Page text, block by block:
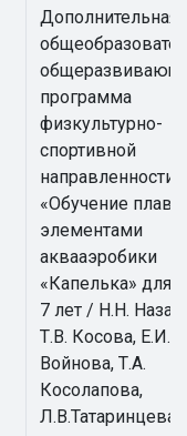
Дополнительная
программа
физкультурно-
спортивной
направленности
«Обучение
элементами
аквааэробики
«Капелька» для
7 лет / Н.Н.
Т.В. Косова, Е.И.
Войнова, Т.А.
Косолапова,
Л.В.Татаринцева